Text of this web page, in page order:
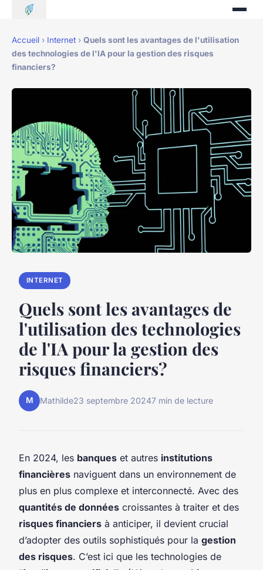
Accueil › Internet › Quels sont les avantages de l'utilisation
des technologies de l'IA pour la gestion des risques
financiers?
INTERNET
Quels sont les avantages de
l'utilisation des technologies
de l'IA pour la gestion des
risques financiers?
M Mathilde23 septembre 20247 min de lecture
En 2024, les banques et autres institutions
financières naviguent dans un environnement de
plus en plus complexe et interconnecté. Avec des
quantités de données croissantes à traiter et des
risques financiers à anticiper, il devient crucial
d’adopter des outils sophistiqués pour la gestion
des risques. C’est ici que les technologies de